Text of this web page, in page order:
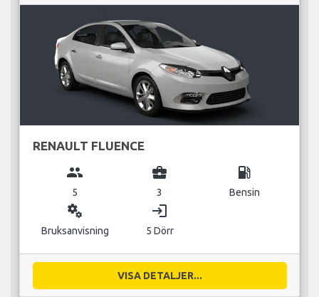
RENAULT FLUENCE
group
5
business_center
3
local_gas_station
Bensin
miscellaneous_services
Bruksanvisning
login
5 Dörr
VISA DETALJER...